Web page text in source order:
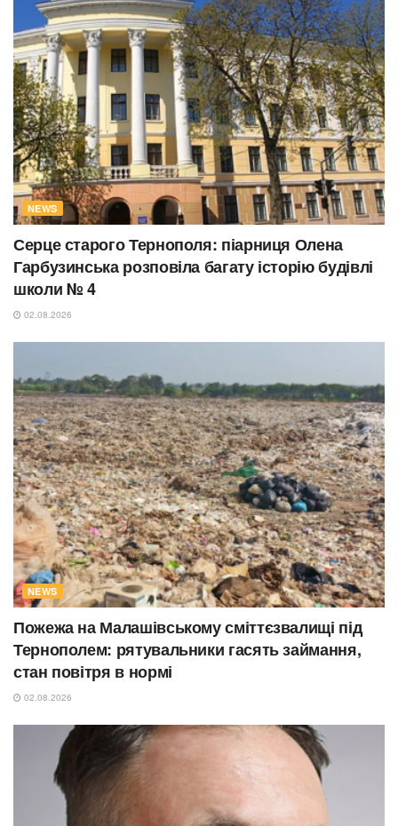
NEWS
Серце старого Тернополя: піарниця Олена
Гарбузинська розповіла багату історію будівлі
школи № 4
02.08.2026
NEWS
Пожежа на Малашівському сміттєзвалищі під
Тернополем: рятувальники гасять займання,
стан повітря в нормі
02.08.2026